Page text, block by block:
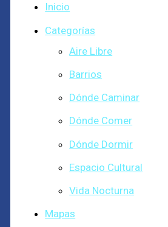
Inicio
Categorías
Aire Libre
Barrios
Dónde Caminar
Dónde Comer
Dónde Dormir
Espacio Cultural
Vida Nocturna
Mapas